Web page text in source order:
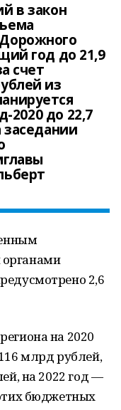
в закон
год до 21,9
счет
из
до 22,7
2,6
на 2020
млрд рублей,
на 2022 год —
бюджетных